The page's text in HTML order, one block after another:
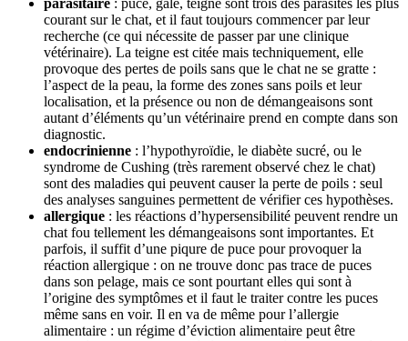
courant sur le chat, et il faut toujours commencer par leur
recherche (ce qui nécessite de passer par une clinique
vétérinaire). La teigne est citée mais techniquement, elle
provoque des pertes de poils sans que le chat ne se gratte :
l’aspect de la peau, la forme des zones sans poils et leur
localisation, et la présence ou non de démangeaisons sont
autant d’éléments qu’un vétérinaire prend en compte dans son
diagnostic.
endocrinienne : l’hypothyroïdie, le diabète sucré, ou le
syndrome de Cushing (très rarement observé chez le chat)
sont des maladies qui peuvent causer la perte de poils : seul
des analyses sanguines permettent de vérifier ces hypothèses.
allergique : les réactions d’hypersensibilité peuvent rendre un
chat fou tellement les démangeaisons sont importantes. Et
parfois, il suffit d’une piqure de puce pour provoquer la
réaction allergique : on ne trouve donc pas trace de puces
dans son pelage, mais ce sont pourtant elles qui sont à
l’origine des symptômes et il faut le traiter contre les puces
même sans en voir. Il en va de même pour l’allergie
alimentaire : un régime d’éviction alimentaire peut être